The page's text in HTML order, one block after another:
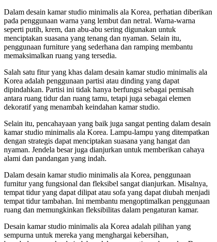
Dalam desain kamar studio minimalis ala Korea, perhatian diberikan
pada penggunaan warna yang lembut dan netral. Warna-warna
seperti putih, krem, dan abu-abu sering digunakan untuk
menciptakan suasana yang tenang dan nyaman. Selain itu,
penggunaan furniture yang sederhana dan ramping membantu
memaksimalkan ruang yang tersedia.
Salah satu fitur yang khas dalam desain kamar studio minimalis ala
Korea adalah penggunaan partisi atau dinding yang dapat
dipindahkan. Partisi ini tidak hanya berfungsi sebagai pemisah
antara ruang tidur dan ruang tamu, tetapi juga sebagai elemen
dekoratif yang menambah keindahan kamar studio.
Selain itu, pencahayaan yang baik juga sangat penting dalam desain
kamar studio minimalis ala Korea. Lampu-lampu yang ditempatkan
dengan strategis dapat menciptakan suasana yang hangat dan
nyaman. Jendela besar juga dianjurkan untuk memberikan cahaya
alami dan pandangan yang indah.
Dalam desain kamar studio minimalis ala Korea, penggunaan
furnitur yang fungsional dan fleksibel sangat dianjurkan. Misalnya,
tempat tidur yang dapat dilipat atau sofa yang dapat diubah menjadi
tempat tidur tambahan. Ini membantu mengoptimalkan penggunaan
ruang dan memungkinkan fleksibilitas dalam pengaturan kamar.
Desain kamar studio minimalis ala Korea adalah pilihan yang
sempurna untuk mereka yang menghargai kebersihan,